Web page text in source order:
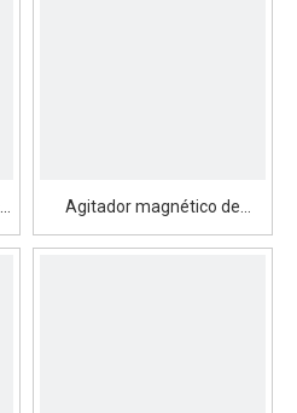
Agitador magnético de
laboratorio SN-MS7-S